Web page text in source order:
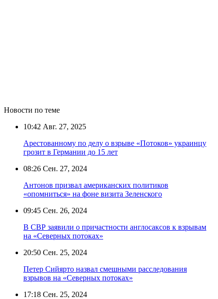
Новости по теме
10:42 Авг. 27, 2025
Арестованному по делу о взрыве «Потоков» украинцу
грозит в Германии до 15 лет
08:26 Сен. 27, 2024
Антонов призвал американских политиков
«опомниться» на фоне визита Зеленского
09:45 Сен. 26, 2024
В СВР заявили о причастности англосаксов к взрывам
на «Северных потоках»
20:50 Сен. 25, 2024
Петер Сийярто назвал смешными расследования
взрывов на «Северных потоках»
17:18 Сен. 25, 2024